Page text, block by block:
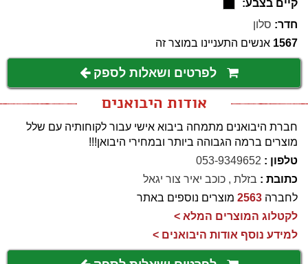
קיים בצבע:
חדר: סלון
1567 אנשים התעניינו במוצר זה
לפרטים ושאלות לספק
אודות היבואנים
חברת היבואנים מתמחה ביבוא אישי עבור לקוחותיה עם שלל
מוצרים ברמה הגבוהה ביותר ובמחירי היבואן!!!
טלפון : 053-9349652
כתובת : בזלת , כוכב יאיר צור יגאל
לחברה 2563 מוצרים נוספים באתר
לקטלוג המוצרים המלא >
למידע נוסף אודות היבואנים >